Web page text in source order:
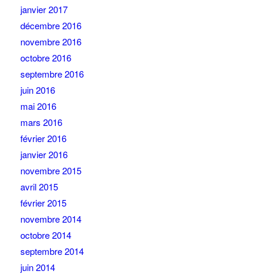
janvier 2017
décembre 2016
novembre 2016
octobre 2016
septembre 2016
juin 2016
mai 2016
mars 2016
février 2016
janvier 2016
novembre 2015
avril 2015
février 2015
novembre 2014
octobre 2014
septembre 2014
juin 2014